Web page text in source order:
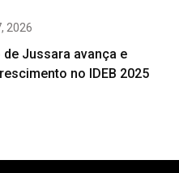
2026
de Jussara avança e
no IDEB 2025